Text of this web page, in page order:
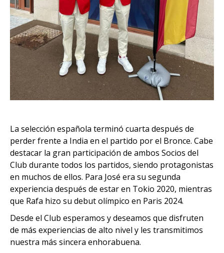
La selección española terminó cuarta después de
perder frente a India en el partido por el Bronce. Cabe
destacar la gran participación de ambos Socios del
Club durante todos los partidos, siendo protagonistas
en muchos de ellos. Para José era su segunda
experiencia después de estar en Tokio 2020, mientras
que Rafa hizo su debut olímpico en Paris 2024.
Desde el Club esperamos y deseamos que disfruten
de más experiencias de alto nivel y les transmitimos
nuestra más sincera enhorabuena.